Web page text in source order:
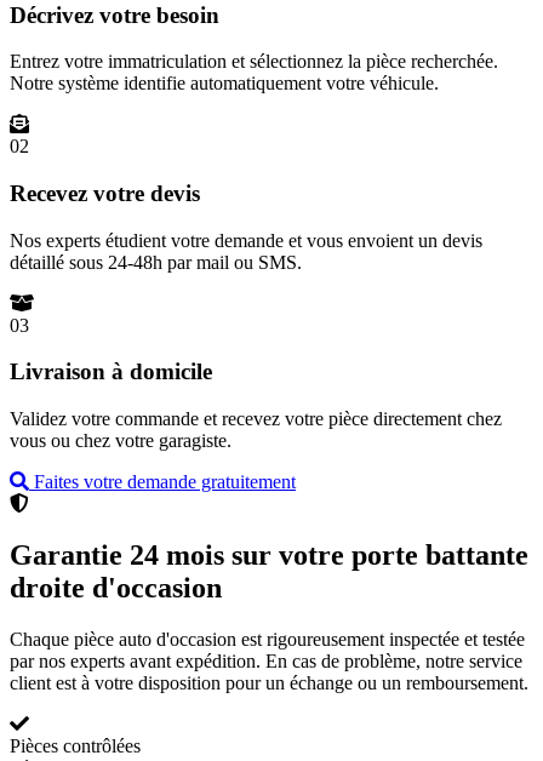
Décrivez votre besoin
Entrez votre immatriculation et sélectionnez la pièce recherchée.
Notre système identifie automatiquement votre véhicule.
02
Recevez votre devis
Nos experts étudient votre demande et vous envoient un devis
détaillé sous 24-48h par mail ou SMS.
03
Livraison à domicile
Validez votre commande et recevez votre pièce directement chez
vous ou chez votre garagiste.
Faites votre demande gratuitement
Garantie 24 mois sur votre porte battante
droite d'occasion
Chaque pièce auto d'occasion est rigoureusement inspectée et testée
par nos experts avant expédition. En cas de problème, notre service
client est à votre disposition pour un échange ou un remboursement.
Pièces contrôlées